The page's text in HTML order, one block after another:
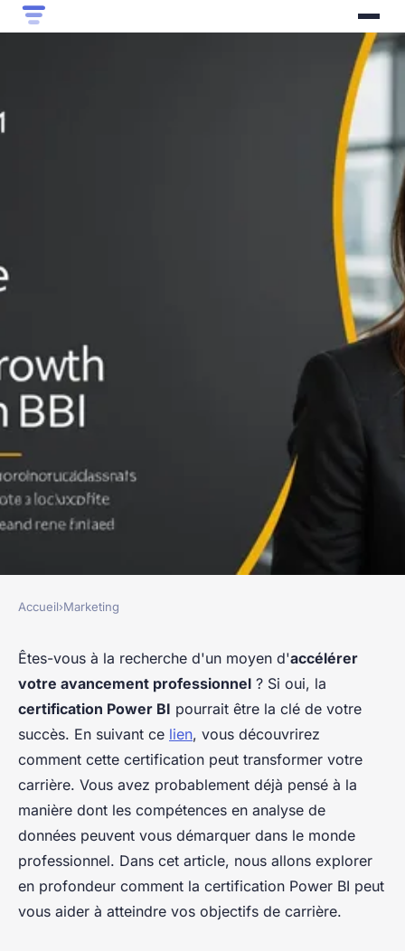
Accélérez votre avancement
professionnel grâce à la
certification power bi
Lyna•10 février 2025•9 min de lecture
Accueil›Marketing
Êtes-vous à la recherche d'un moyen d'accélérer
votre avancement professionnel ? Si oui, la
certification Power BI pourrait être la clé de votre
succès. En suivant ce lien, vous découvrirez
comment cette certification peut transformer votre
carrière. Vous avez probablement déjà pensé à la
manière dont les compétences en analyse de
données peuvent vous démarquer dans le monde
professionnel. Dans cet article, nous allons explorer
en profondeur comment la certification Power BI peut
vous aider à atteindre vos objectifs de carrière.